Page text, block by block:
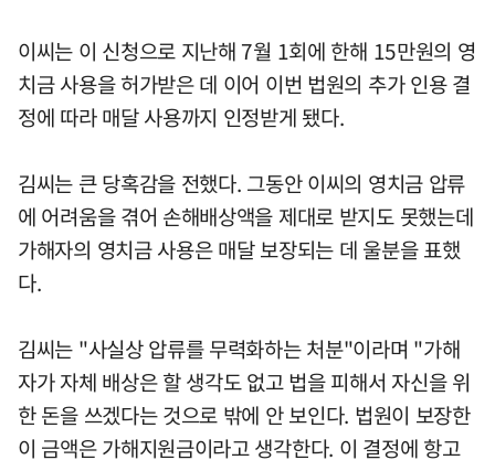
이씨는 이 신청으로 지난해 7월 1회에 한해 15만원의 영
치금 사용을 허가받은 데 이어 이번 법원의 추가 인용 결
정에 따라 매달 사용까지 인정받게 됐다.
김씨는 큰 당혹감을 전했다. 그동안 이씨의 영치금 압류
에 어려움을 겪어 손해배상액을 제대로 받지도 못했는데
가해자의 영치금 사용은 매달 보장되는 데 울분을 표했
다.
김씨는 "사실상 압류를 무력화하는 처분"이라며 "가해
자가 자체 배상은 할 생각도 없고 법을 피해서 자신을 위
한 돈을 쓰겠다는 것으로 밖에 안 보인다. 법원이 보장한
이 금액은 가해지원금이라고 생각한다. 이 결정에 항고